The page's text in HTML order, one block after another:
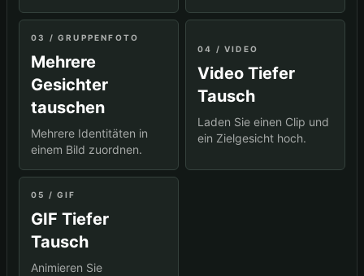
03 / GRUPPENFOTO
Mehrere
Gesichter
tauschen
Mehrere Identitäten in
einem Bild zuordnen.
04 / VIDEO
Video Tiefer
Tausch
Laden Sie einen Clip und
ein Zielgesicht hoch.
05 / GIF
GIF Tiefer
Tausch
Animieren Sie